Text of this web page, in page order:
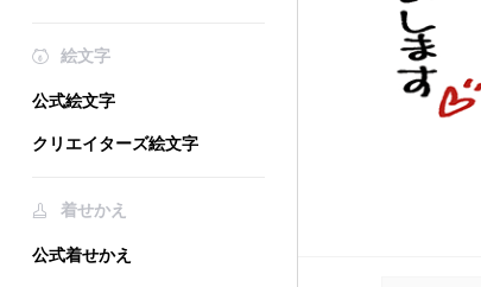
絵文字
公式絵文字
クリエイターズ絵文字
着せかえ
公式着せかえ